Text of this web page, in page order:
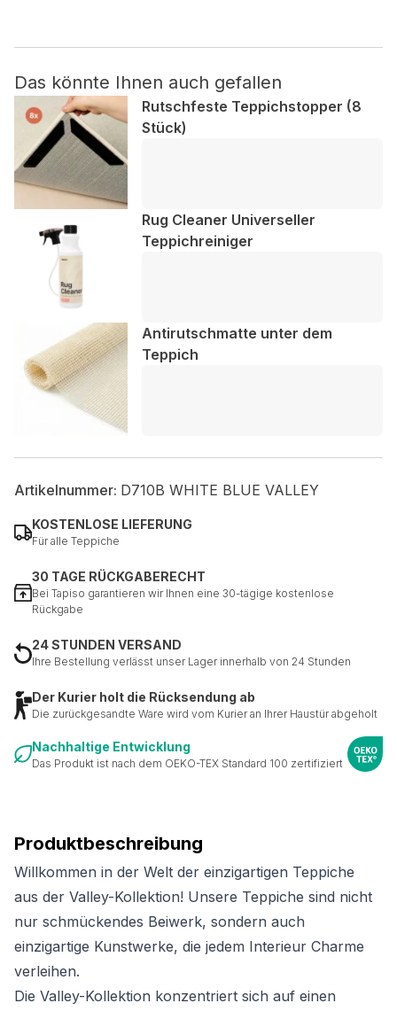
Produktbeschreibung
Willkommen in der Welt der einzigartigen Teppiche
aus der Valley-Kollektion! Unsere Teppiche sind nicht
nur schmückendes Beiwerk, sondern auch
einzigartige Kunstwerke, die jedem Interieur Charme
verleihen.
Die Valley-Kollektion konzentriert sich auf einen
Das könnte Ihnen auch gefallen
Rutschfeste Teppichstopper (8
Stück)
Rug Cleaner Universeller
Teppichreiniger
Antirutschmatte unter dem
Teppich
Artikelnummer: D710B WHITE BLUE VALLEY
KOSTENLOSE LIEFERUNG
Für alle Teppiche
30 TAGE RÜCKGABERECHT
Bei Tapiso garantieren wir Ihnen eine 30-tägige kostenlose
Rückgabe
24 STUNDEN VERSAND
Ihre Bestellung verlässt unser Lager innerhalb von 24 Stunden
Der Kurier holt die Rücksendung ab
Die zurückgesandte Ware wird vom Kurier an Ihrer Haustür abgeholt
Nachhaltige Entwicklung
Das Produkt ist nach dem OEKO-TEX Standard 100 zertifiziert
Nicht kategorisiert.
Andere nicht kategorisierte Cookies sind solche, die
analysiert werden und noch keiner Kategorie zugeordnet
wurden.
Meine Einstellungen speichern
Alle akzeptieren